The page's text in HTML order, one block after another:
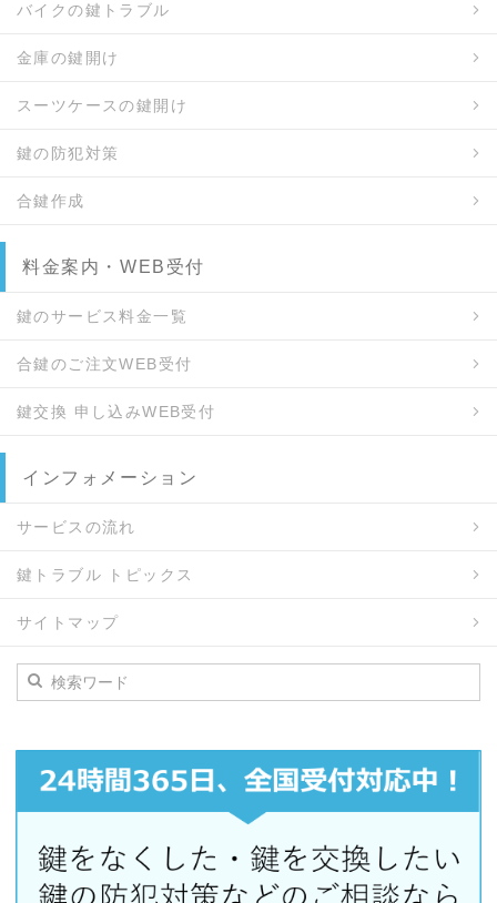
バイクの鍵トラブル
金庫の鍵開け
スーツケースの鍵開け
鍵の防犯対策
合鍵作成
料金案内・WEB受付
鍵のサービス料金一覧
合鍵のご注文WEB受付
鍵交換 申し込みWEB受付
インフォメーション
サービスの流れ
鍵トラブル トピックス
サイトマップ